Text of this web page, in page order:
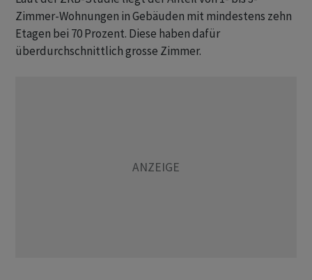
Zimmer-Wohnungen in Gebäuden mit mindestens zehn
Etagen bei 70 Prozent. Diese haben dafür
überdurchschnittlich grosse Zimmer.